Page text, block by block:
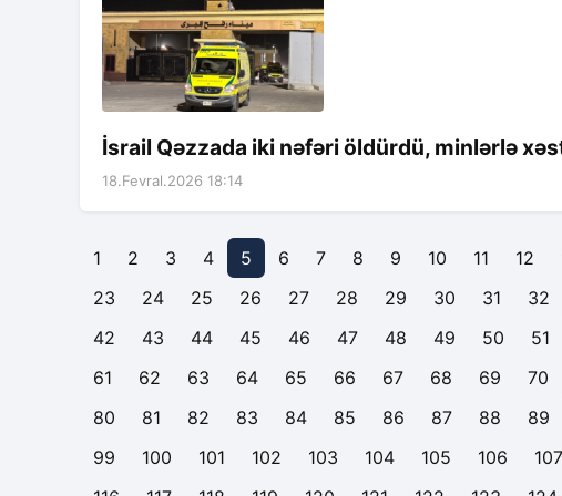
İsrail Qəzzada iki nəfəri öldürdü, minlərlə
18.Fevral.2026 18:14
1 2 3 4 5 6 7 8 9 10 11 12
23
24 25 26 27 28 29 30 31 32
42
43 44 45 46 47 48 49 50 51
61
62 63 64 65 66 67 68 69 70
80
81 82 83 84 85 86 87 88 89
99
100 101 102 103 104 105 106 107